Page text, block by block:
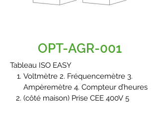
OPT-AGR-001
Tableau ISO EASY
Voltmètre 2. Fréquencemètre 3.
Ampèremètre 4. Compteur d’heures
(côté maison) Prise CEE 400V 5